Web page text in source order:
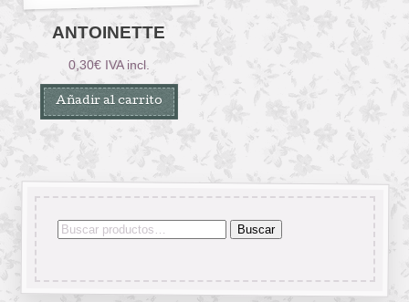
ANTOINETTE
0,30€ IVA incl.
Añadir al carrito
Buscar
Buscar